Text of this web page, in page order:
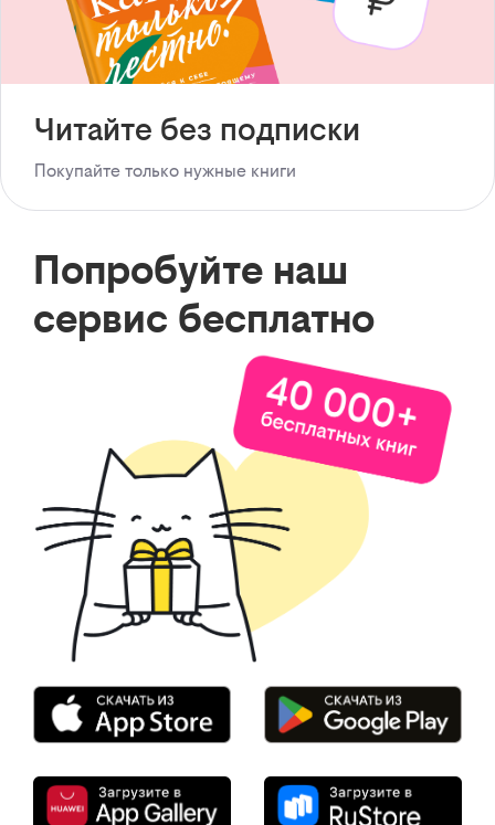
Читайте без подписки
Покупайте только нужные книги
Попробуйте наш
сервис бесплатно